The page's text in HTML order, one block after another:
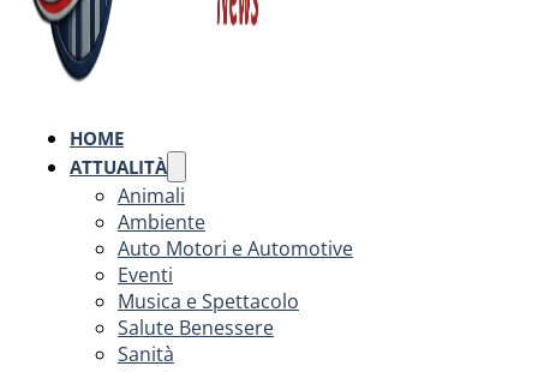
HOME
ATTUALITÀ
Animali
Ambiente
Auto Motori e Automotive
Eventi
Musica e Spettacolo
Salute Benessere
Sanità